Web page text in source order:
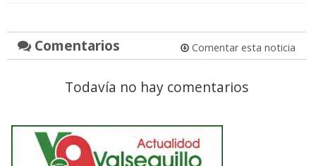
Comentarios Comentar esta noticia
Todavía no hay comentarios